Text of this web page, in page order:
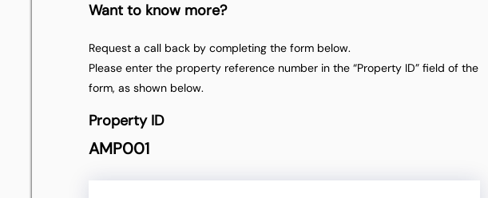
Want to know more?
Request a call back by completing the form below.
Please enter the property reference number in the “Property ID” field of the
form, as shown below.
Property ID
AMP001